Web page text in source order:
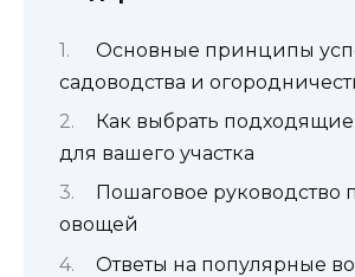
Основные принципы
садоводства и
Как выбрать подходящие
для вашего участка
Пошаговое руководство
овощей
Ответы на популярные